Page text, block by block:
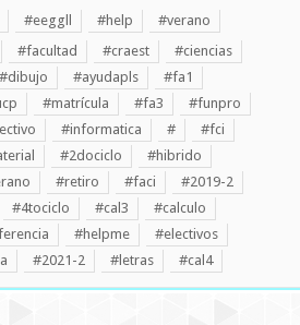
#eeggll #help
#verano
#facultad #craest
#ciencias
#dibujo #ayudapls
#fa1
#matrícula #fa3
#funpro
#informatica #
#fci
#2dociclo
#hibrido
#retiro #faci
#2019-2
#4tociclo #cal3
#calculo
#helpme
#electivos
#2021-2 #letras #cal4